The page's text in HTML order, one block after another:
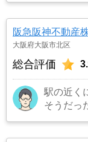
阪急阪神不動産
大阪府大阪市北区
総合評価
駅の近く
そうだっ